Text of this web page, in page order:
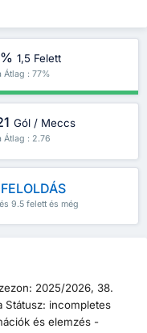
1,5 Felett
Átlag : 77%
Gól / Meccs
Átlag : 2.76
FELOLDÁS
9.5 felett és még
2025/2026, 38.
Státusz: incompletes
és elemzés -